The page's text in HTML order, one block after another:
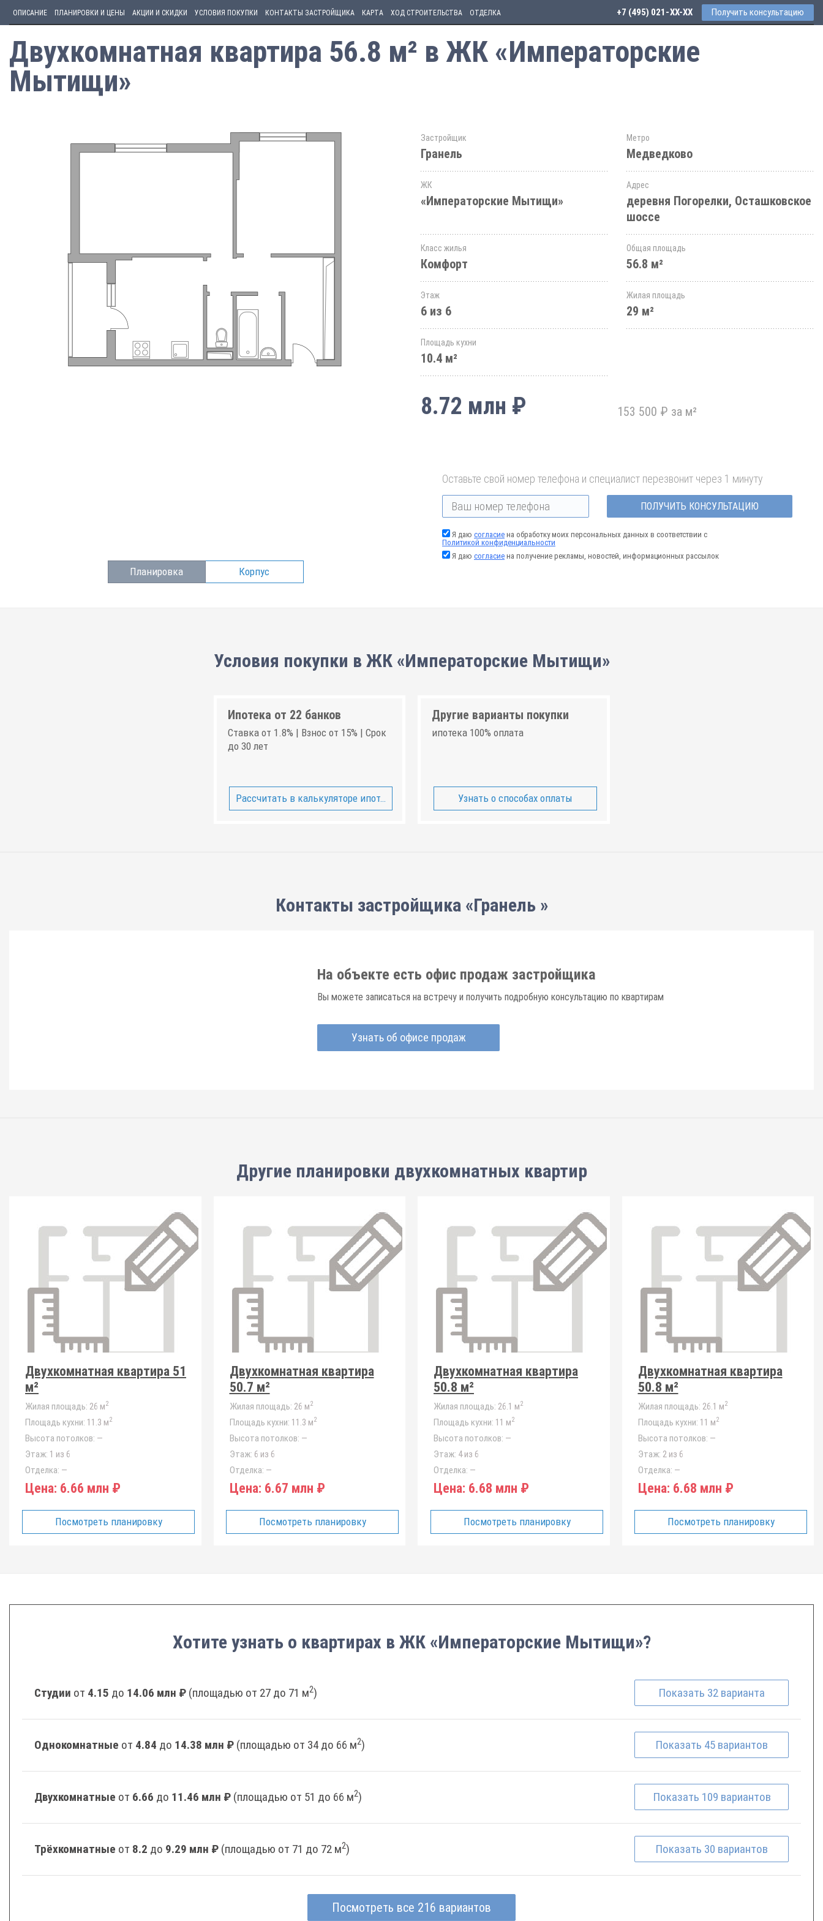
ОПИСАНИЕ ПЛАНИРОВКИ И ЦЕНЫ АКЦИИ И СКИДКИ УСЛОВИЯ ПОКУПКИ КОНТАКТЫ ЗАСТРОЙЩИКА КАРТА ХОД СТРОИТЕЛЬСТВА ОТДЕЛКА +7 (495) 021-41-76 Получить консультацию
Двухкомнатная квартира 56.8 м² в ЖК «Императорские
Мытищи»
Планировка Корпус
Застройщик
Гранель
Метро
Медведково
ЖК
«Императорские Мытищи»
Адрес
деревня Погорелки, Осташковское
шоссе
Класс жилья
Комфорт
Общая площадь
56.8 м²
Этаж
6 из 6
Жилая площадь
29 м²
Площадь кухни
10.4 м²
8.72 млн ₽ 153 500 ₽ за м²
Оставьте свой номер телефона и специалист перезвонит через 1 минуту
ПОЛУЧИТЬ КОНСУЛЬТАЦИЮ
Я даю согласие на обработку моих персональных данных в соответствии с
Политикой конфиденциальности
Я даю согласие на получение рекламы, новостей, информационных рассылок
Условия покупки в ЖК «Императорские Мытищи»
Ипотека от 22 банков
Ставка от 1.8% | Взнос от 15% | Срок
до 30 лет
Рассчитать в калькуляторе ипотеки
Другие варианты покупки
ипотека 100% оплата
Узнать о способах оплаты
Контакты застройщика «Гранель »
На объекте есть офис продаж застройщика
Вы можете записаться на встречу и получить подробную консультацию по квартирам
Узнать об офисе продаж
Другие планировки двухкомнатных квартир
Двухкомнатная квартира 51
м²
Жилая площадь: 26 м2
Площадь кухни: 11.3 м2
Высота потолков: —
Этаж: 1 из 6
Отделка: —
Цена: 6.66 млн ₽
Посмотреть планировку
Двухкомнатная квартира
50.7 м²
Жилая площадь: 26 м2
Площадь кухни: 11.3 м2
Высота потолков: —
Этаж: 6 из 6
Отделка: —
Цена: 6.67 млн ₽
Посмотреть планировку
Двухкомнатная квартира
50.8 м²
Жилая площадь: 26.1 м2
Площадь кухни: 11 м2
Высота потолков: —
Этаж: 4 из 6
Отделка: —
Цена: 6.68 млн ₽
Посмотреть планировку
Двухкомнатная квартира
50.8 м²
Жилая площадь: 26.1 м2
Площадь кухни: 11 м2
Высота потолков: —
Этаж: 2 из 6
Отделка: —
Цена: 6.68 млн ₽
Посмотреть планировку
Хотите узнать о квартирах в ЖК «Императорские Мытищи»?
Студии от 4.15 до 14.06 млн ₽ (площадью от 27 до 71 м2) Показать 32 варианта
Однокомнатные от 4.84 до 14.38 млн ₽ (площадью от 34 до 66 м2) Показать 45 вариантов
Двухкомнатные от 6.66 до 11.46 млн ₽ (площадью от 51 до 66 м2) Показать 109 вариантов
Трёхкомнатные от 8.2 до 9.29 млн ₽ (площадью от 71 до 72 м2) Показать 30 вариантов
Посмотреть все 216 вариантов